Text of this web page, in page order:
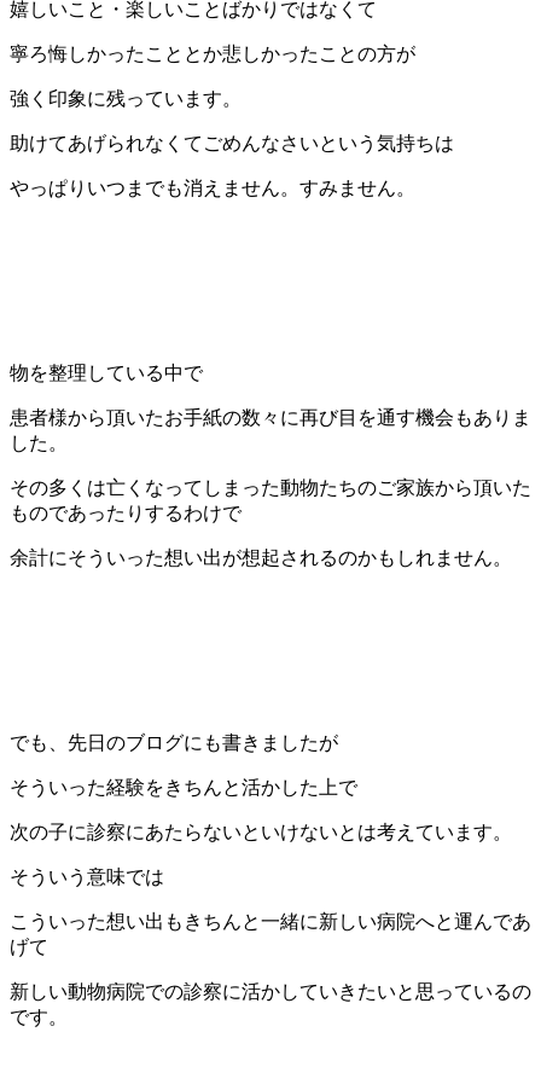
嬉しいこと・楽しいことばかりではなくて
寧ろ悔しかったこととか悲しかったことの方が
強く印象に残っています。
助けてあげられなくてごめんなさいという気持ちは
やっぱりいつまでも消えません。すみません。
物を整理している中で
患者様から頂いたお手紙の数々に再び目を通す機会もありま
した。
その多くは亡くなってしまった動物たちのご家族から頂いた
ものであったりするわけで
余計にそういった想い出が想起されるのかもしれません。
でも、先日のブログにも書きましたが
そういった経験をきちんと活かした上で
次の子に診察にあたらないといけないとは考えています。
そういう意味では
こういった想い出もきちんと一緒に新しい病院へと運んであ
げて
新しい動物病院での診察に活かしていきたいと思っているの
です。